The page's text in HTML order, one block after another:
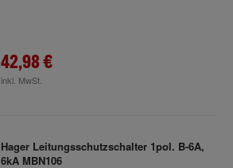
42,98 €
inkl. MwSt.
Hager Leitungsschutzschalter 1pol. B-6A,
6kA MBN106